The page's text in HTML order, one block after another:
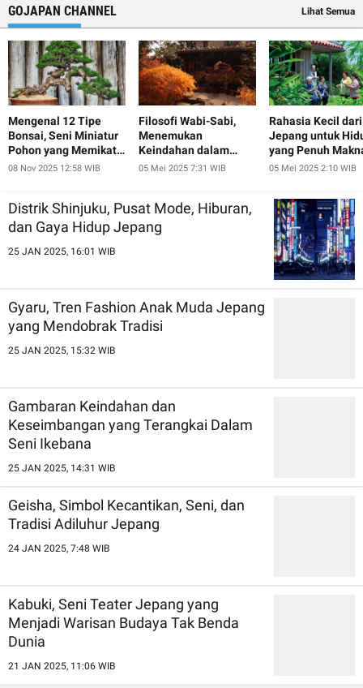
GOJAPAN CHANNEL Lihat Semua
Mengenal 12 Tipe
Bonsai, Seni Miniatur
Pohon yang Memikat
Hati
08 Nov 2025 12:58 WIB
Filosofi Wabi-Sabi,
Menemukan
Keindahan dalam
Ketidaksempurnaan
05 Mei 2025 7:31 WIB
Rahasia Kecil dari
Jepang untuk
yang Penuh
05 Mei 2025 2:10 WIB
Distrik Shinjuku, Pusat Mode, Hiburan,
dan Gaya Hidup Jepang
25 JAN 2025, 16:01 WIB
Gyaru, Tren Fashion Anak Muda Jepang
yang Mendobrak Tradisi
25 JAN 2025, 15:32 WIB
Gambaran Keindahan dan
Keseimbangan yang Terangkai Dalam
Seni Ikebana
25 JAN 2025, 14:31 WIB
Geisha, Simbol Kecantikan, Seni, dan
Tradisi Adiluhur Jepang
24 JAN 2025, 7:48 WIB
Kabuki, Seni Teater Jepang yang
Menjadi Warisan Budaya Tak Benda
Dunia
21 JAN 2025, 11:06 WIB